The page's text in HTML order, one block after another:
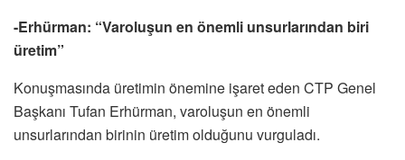
-Erhürman: “Varoluşun en önemli unsurlarından biri
üretim”
Konuşmasında üretimin önemine işaret eden CTP Genel
Başkanı Tufan Erhürman, varoluşun en önemli
unsurlarından birinin üretim olduğunu vurguladı.